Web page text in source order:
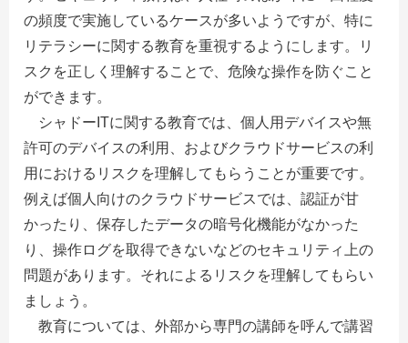
の頻度で実施しているケースが多いようですが、特に
リテラシーに関する教育を重視するようにします。リ
スクを正しく理解することで、危険な操作を防ぐこと
ができます。
シャドーITに関する教育では、個人用デバイスや無
許可のデバイスの利用、およびクラウドサービスの利
用におけるリスクを理解してもらうことが重要です。
例えば個人向けのクラウドサービスでは、認証が甘
かったり、保存したデータの暗号化機能がなかった
り、操作ログを取得できないなどのセキュリティ上の
問題があります。それによるリスクを理解してもらい
ましょう。
教育については、外部から専門の講師を呼んで講習